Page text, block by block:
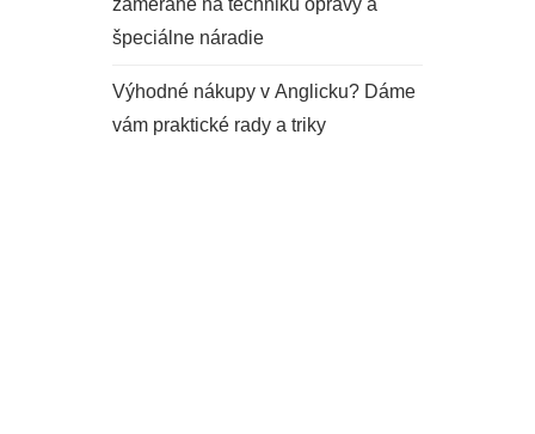
zamerané na techniku opravy a
špeciálne náradie
Výhodné nákupy v Anglicku? Dáme
vám praktické rady a triky